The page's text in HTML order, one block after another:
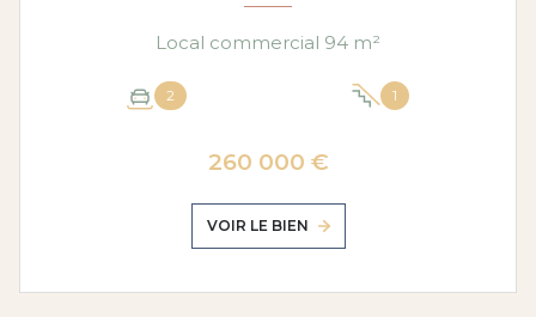
Local commercial 94 m²
2 1
260 000 €
VOIR LE BIEN